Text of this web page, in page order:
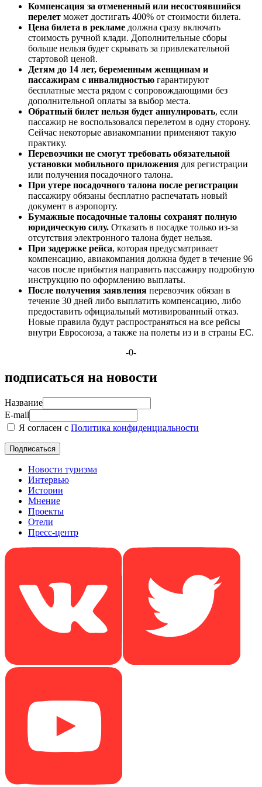
Компенсация за отмененный или несостоявшийся
перелет может достигать 400% от стоимости билета.
Цена билета в рекламе должна сразу включать
стоимость ручной клади. Дополнительные сборы
больше нельзя будет скрывать за привлекательной
стартовой ценой.
Детям до 14 лет, беременным женщинам и
пассажирам с инвалидностью гарантируют
бесплатные места рядом с сопровождающими без
дополнительной оплаты за выбор места.
Обратный билет нельзя будет аннулировать, если
пассажир не воспользовался перелетом в одну сторону.
Сейчас некоторые авиакомпании применяют такую
практику.
Перевозчики не смогут требовать обязательной
установки мобильного приложения для регистрации
или получения посадочного талона.
При утере посадочного талона после регистрации
пассажиру обязаны бесплатно распечатать новый
документ в аэропорту.
Бумажные посадочные талоны сохранят полную
юридическую силу. Отказать в посадке только из-за
отсутствия электронного талона будет нельзя.
При задержке рейса, которая предусматривает
компенсацию, авиакомпания должна будет в течение 96
часов после прибытия направить пассажиру подробную
инструкцию по оформлению выплаты.
После получения заявления перевозчик обязан в
течение 30 дней либо выплатить компенсацию, либо
предоставить официальный мотивированный отказ.
Новые правила будут распространяться на все рейсы
внутри Евросоюза, а также на полеты из и в страны ЕС.
-0-
подписаться на новости
Название
E-mail
Я согласен с Политика конфиденциальности
Новости туризма
Интервью
Истории
Мнение
Проекты
Отели
Пресс-центр